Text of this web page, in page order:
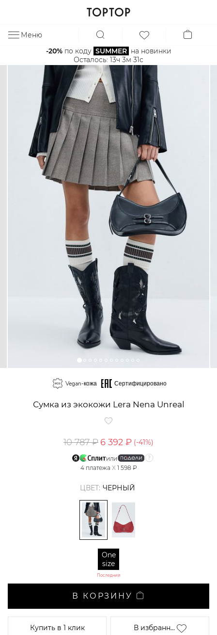
Меню
-20% по коду SUMMER на новинки
Осталось: 13ч 3м 30с
Vegan-кожа Сертифицировано
Сумка из экокожи Lera Nena Unreal
10 787 ₽ 6 392 ₽ (-41%)
или
4 платежа X 1 598 ₽
ЦВЕТ: ЧЕРНЫЙ
One
size
Последний
В КОРЗИНУ
Купитьв 1 клик В избранн...